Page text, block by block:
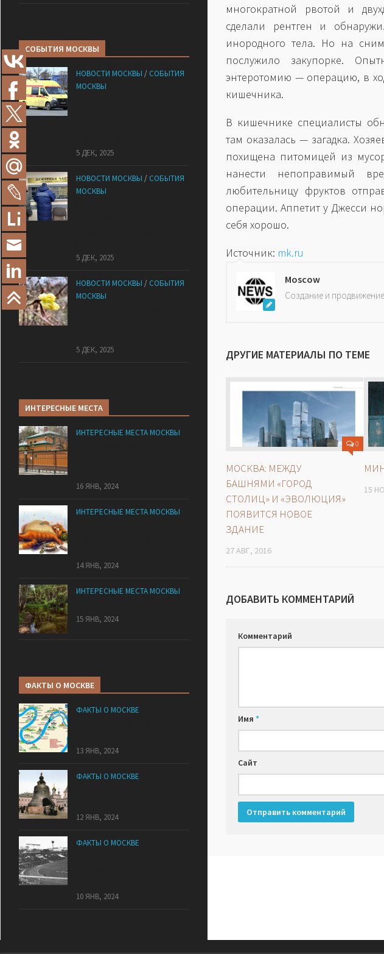
многократной рвотой и
сделали рентген и
инородного тела. Но на
послужило закупорке.
энтеротомию — операцию, в
кишечника.
В кишечнике специалисты
там оказалась — загадка.
похищена питомицей из
нанести непоправимый
любительницу фруктов
операции. Аппетит у Джесси
себя хорошо.
Источник: mk.ru
Moscow
Создание и
ДРУГИЕ МАТЕРИАЛЫ ПО ТЕМЕ
0
МОСКВА: МЕЖДУ
БАШНЯМИ «ГОРОД
СТОЛИЦ» И «ЭВОЛЮЦИЯ»
ПОЯВИТСЯ НОВОЕ
ЗДАНИЕ
27 АВГ, 2016
15
ДОБАВИТЬ КОММЕНТАРИЙ
Комментарий
Имя *
Сайт
СОБЫТИЯ МОСКВЫ
НОВОСТИ МОСКВЫ / СОБЫТИЯ
МОСКВЫ
5 ДЕК, 2025
НОВОСТИ МОСКВЫ / СОБЫТИЯ
МОСКВЫ
5 ДЕК, 2025
НОВОСТИ МОСКВЫ / СОБЫТИЯ
МОСКВЫ
5 ДЕК, 2025
ИНТЕРЕСНЫЕ МЕСТА
ИНТЕРЕСНЫЕ МЕСТА МОСКВЫ
16 ЯНВ, 2024
ИНТЕРЕСНЫЕ МЕСТА МОСКВЫ
14 ЯНВ, 2024
ИНТЕРЕСНЫЕ МЕСТА МОСКВЫ
15 ЯНВ, 2024
ФАКТЫ О МОСКВЕ
ФАКТЫ О МОСКВЕ
13 ЯНВ, 2024
ФАКТЫ О МОСКВЕ
12 ЯНВ, 2024
ФАКТЫ О МОСКВЕ
10 ЯНВ, 2024